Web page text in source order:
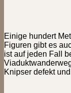
Einige hundert
Figuren gibt es
ist auf jeden Fall
Knipser defekt